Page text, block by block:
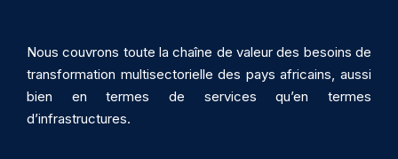
Nous couvrons toute la chaîne de valeur des besoins de
transformation multisectorielle des pays africains, aussi
bien en termes de services qu’en termes
d’infrastructures.